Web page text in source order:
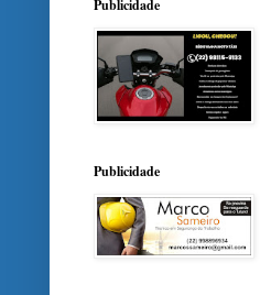
Publicidade
Publicidade